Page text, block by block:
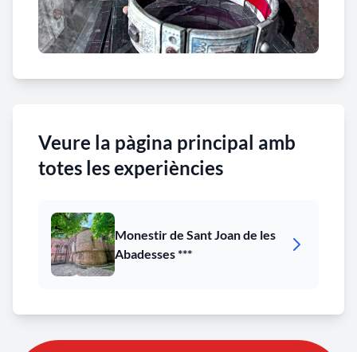
de la bandera catalana mentre sonava el Cant de la
Senyera.
Veure la pàgina principal amb
totes les experiències
Monestir de Sant Joan de les
Abadesses ***